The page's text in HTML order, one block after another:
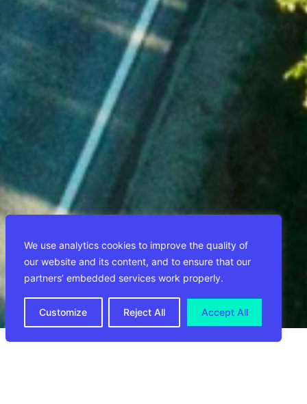
We use analytics cookies to improve the quality of
our website and its content, and to ensure that our
partners’ embedded services work properly.
Customize Reject All Accept All